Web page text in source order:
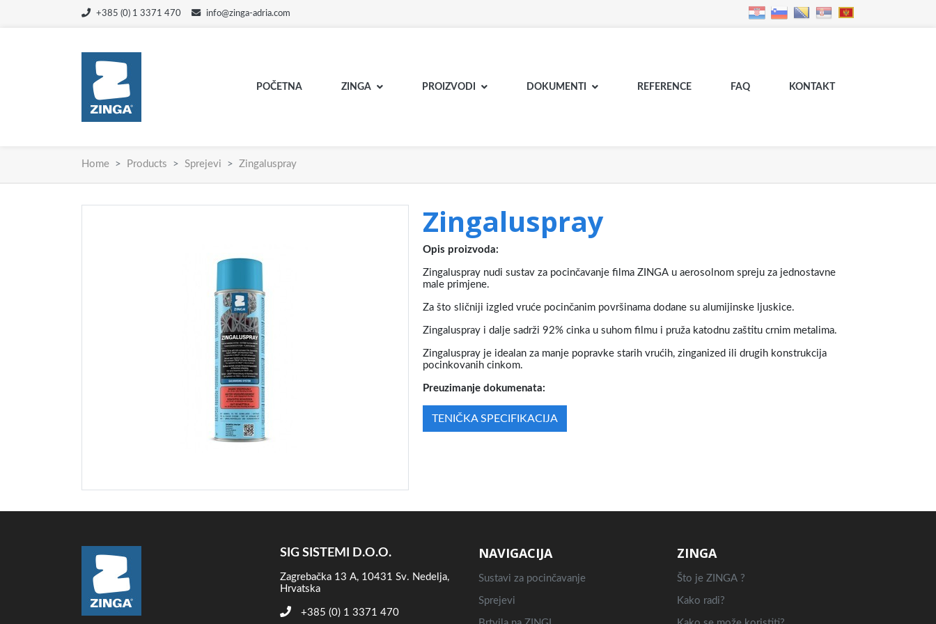
+385 (0) 1 3371 470 info@zinga-adria.com
POČETNA ZINGA PROIZVODI DOKUMENTI REFERENCE FAQ KONTAKT
Home Products Sprejevi Zingaluspray
Zingaluspray
Opis proizvoda:
Zingaluspray nudi sustav za pocinčavanje filma ZINGA u aerosolnom spreju za jednostavne
male primjene.
Za što sličniji izgled vruće pocinčanim površinama dodane su alumijinske ljuskice.
Zingaluspray i dalje sadrži 92% cinka u suhom filmu i pruža katodnu zaštitu crnim metalima.
Zingaluspray je idealan za manje popravke starih vrućih, zinganized ili drugih konstrukcija
pocinkovanih cinkom.
Preuzimanje dokumenata:
TENIČKA SPECIFIKACIJA
SIG SISTEMI D.O.O.
Zagrebačka 13 A, 10431 Sv. Nedelja,
Hrvatska
+385 (0) 1 3371 470
NAVIGACIJA
Sustavi za pocinčavanje
Sprejevi
ZINGA
Što je ZINGA ?
Kako radi?